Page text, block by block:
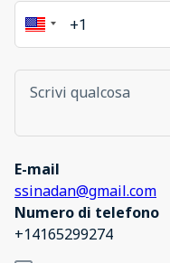
E-mail
ssinadan@gmail.com
Numero di telefono
+14165299274